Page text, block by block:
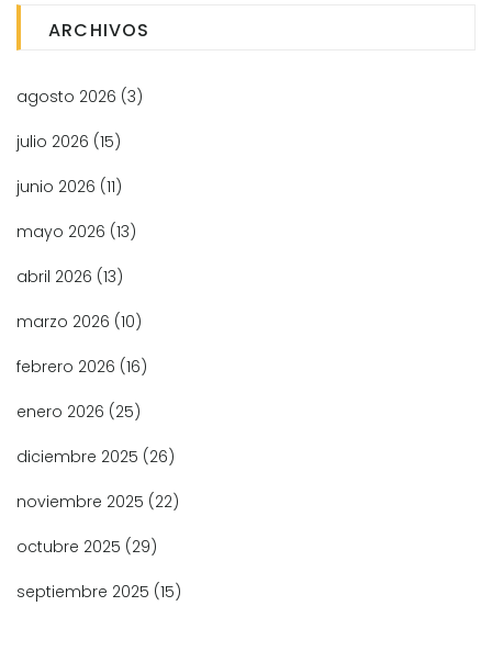
ARCHIVOS
agosto 2026 (3)
julio 2026 (15)
junio 2026 (11)
mayo 2026 (13)
abril 2026 (13)
marzo 2026 (10)
febrero 2026 (16)
enero 2026 (25)
diciembre 2025 (26)
noviembre 2025 (22)
octubre 2025 (29)
septiembre 2025 (15)